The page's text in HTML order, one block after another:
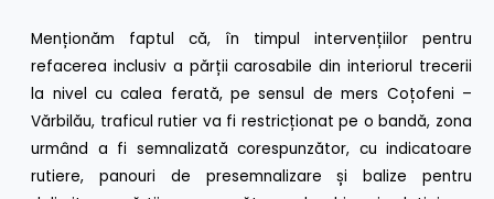
Menționăm faptul că, în timpul intervențiilor pentru
refacerea inclusiv a părții carosabile din interiorul trecerii
la nivel cu calea ferată, pe sensul de mers Coțofeni –
Vărbilău, traficul rutier va fi restricționat pe o bandă, zona
urmând a fi semnalizată corespunzător, cu indicatoare
rutiere, panouri de presemnalizare și balize pentru